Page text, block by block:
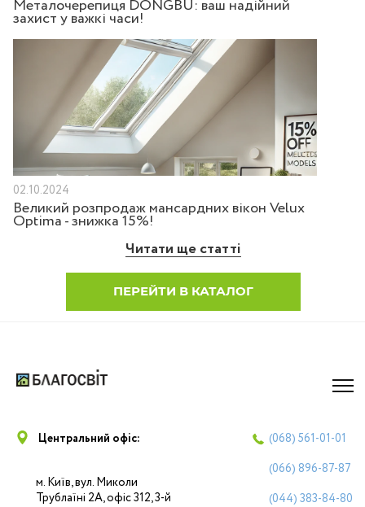
Металочерепиця DONGBU: ваш надійний
захист у важкі часи!
02.10.2024
Великий розпродаж мансардних вікон Velux
Optima - знижка 15%!
Читати ще статті
ПЕРЕЙТИ В КАТАЛОГ
Центральний офіс:
м. Київ, вул. Миколи
Трублаїні 2А, офіс 312, 3-й
(068) 561-01-01
(066) 896-87-87
(044) 383-84-80